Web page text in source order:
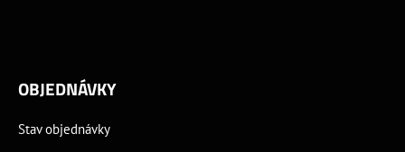
OBJEDNÁVKY
Stav objednávky